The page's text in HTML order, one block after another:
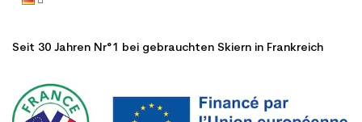
Seit 30 Jahren Nr°1 bei gebrauchten Skiern in Frankreich